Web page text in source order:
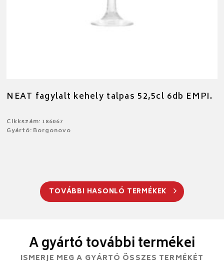
NEAT fagylalt kehely talpas 52,5cl 6db EMPI.
Cikkszám: 186067
Gyártó: Borgonovo
TOVÁBBI HASONLÓ TERMÉKEK
A gyártó további termékei
ISMERJE MEG A GYÁRTÓ ÖSSZES TERMÉKÉT